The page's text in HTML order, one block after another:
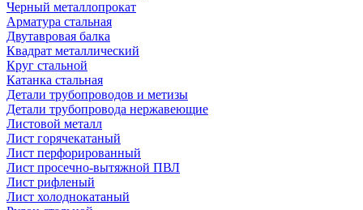
Черный металлопрокат
Арматура стальная
Двутавровая балка
Квадрат металлический
Круг стальной
Катанка стальная
Детали трубопроводов и метизы
Детали трубопровода нержавеющие
Листовой металл
Лист горячекатаный
Лист перфорированный
Лист просечно-вытяжной ПВЛ
Лист рифленый
Лист холоднокатаный